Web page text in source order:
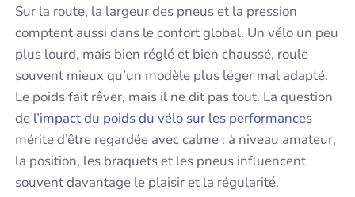
Sur la route, la largeur des pneus et la pression
comptent aussi dans le confort global. Un vélo un peu
plus lourd, mais bien réglé et bien chaussé, roule
souvent mieux qu’un modèle plus léger mal adapté.
Le poids fait rêver, mais il ne dit pas tout. La question
de l’impact du poids du vélo sur les performances
mérite d’être regardée avec calme : à niveau amateur,
la position, les braquets et les pneus influencent
souvent davantage le plaisir et la régularité.